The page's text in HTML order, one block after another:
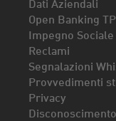
Open Banking
Impegno
Reclami
Segnalazioni
Provvedimenti
Privacy